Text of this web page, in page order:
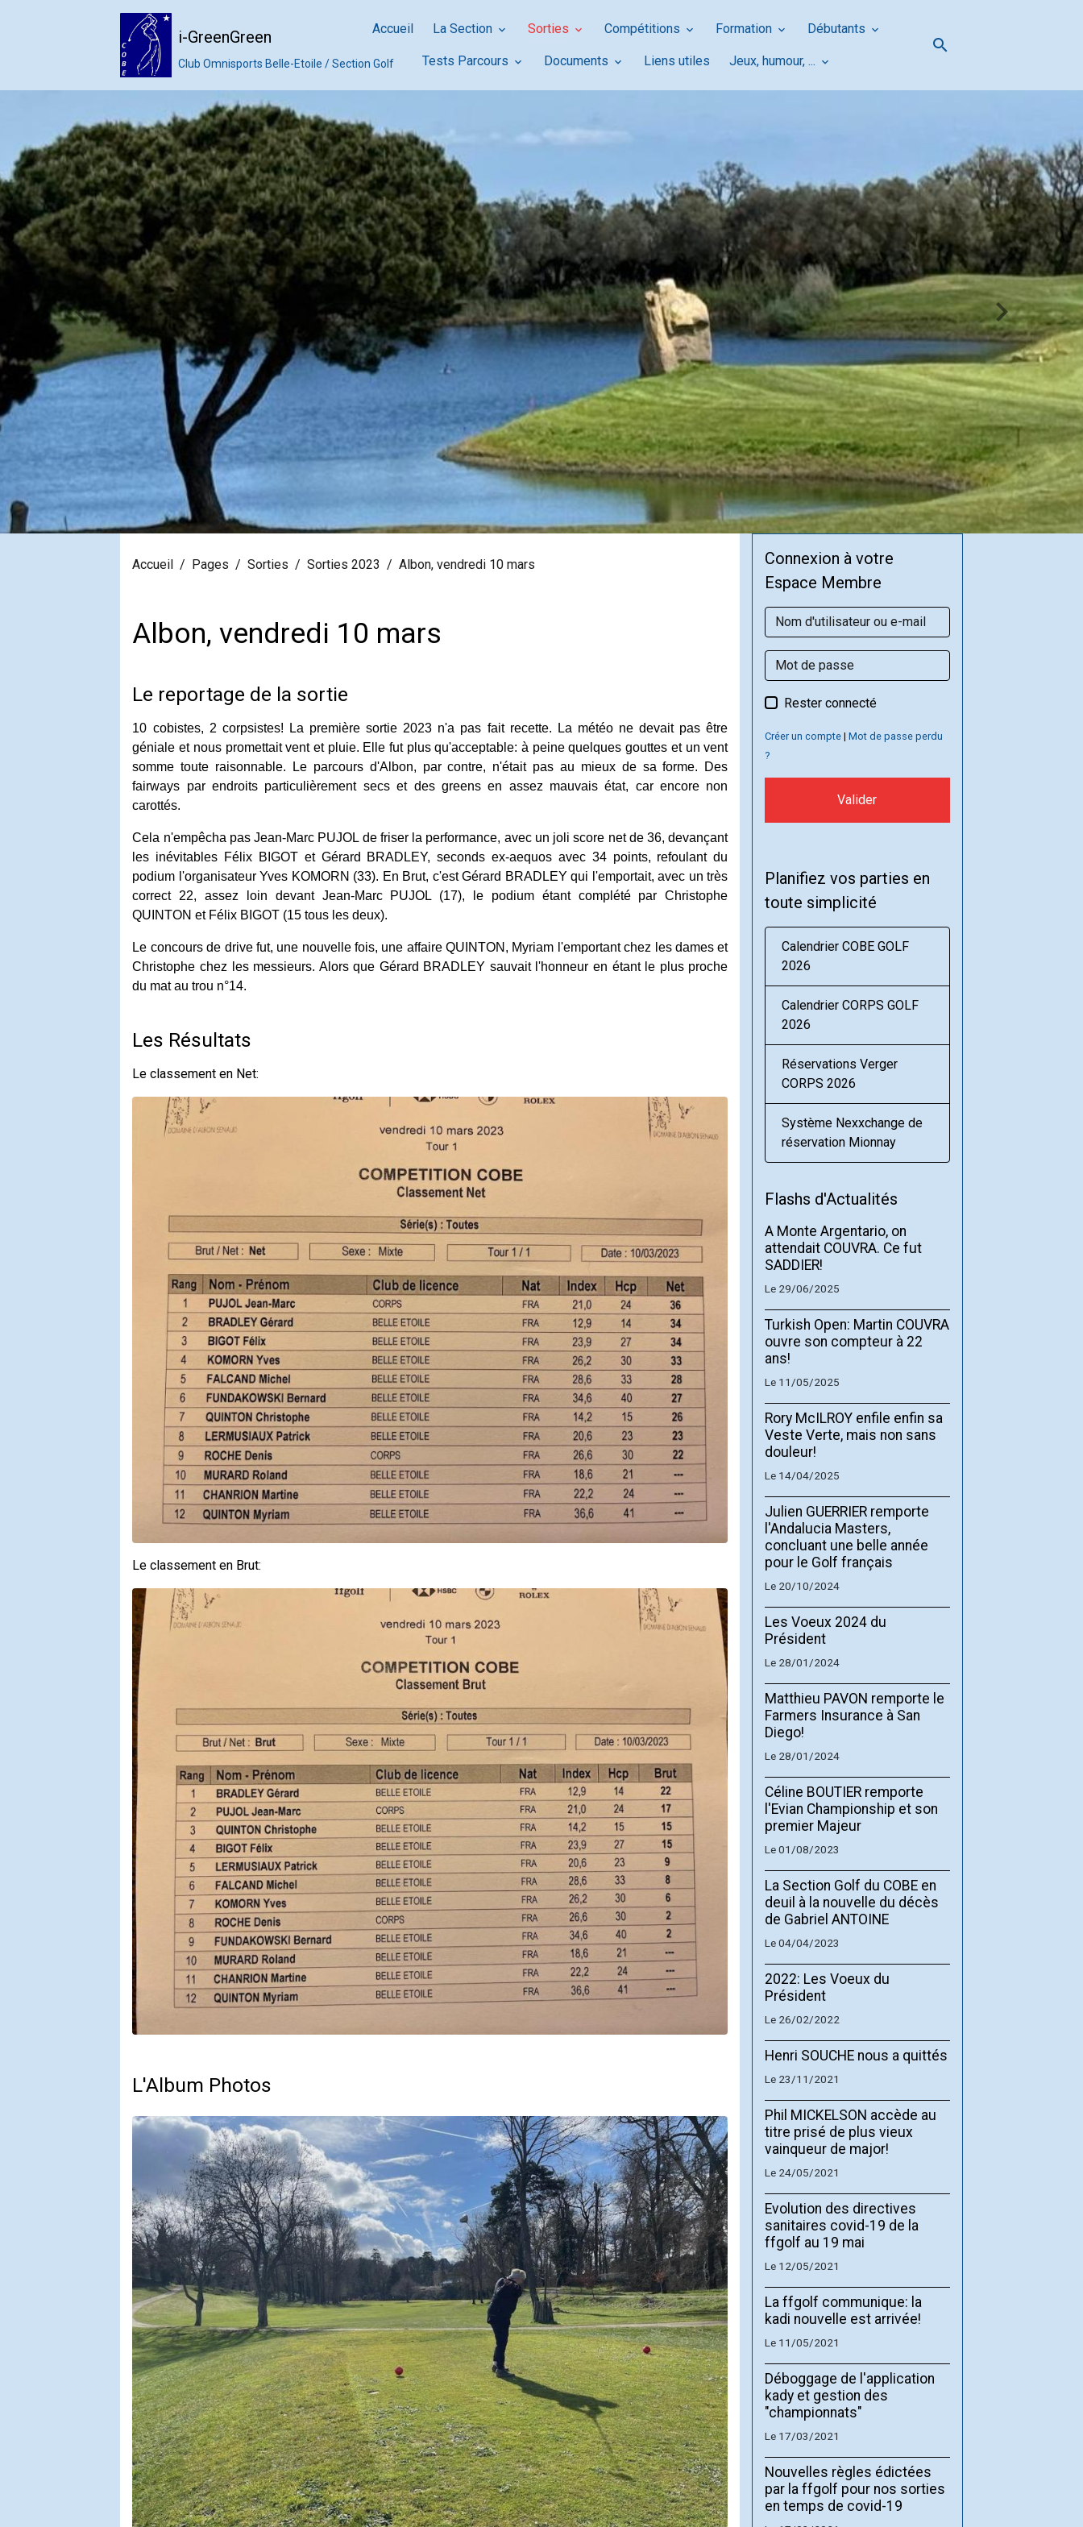
i-GreenGreen
Club Omnisports Belle-Etoile / Section Golf
Accueil La Section Sorties Compétitions Formation Débutants
Tests Parcours Documents Liens utiles Jeux, humour, ...
Accueil Pages Sorties Sorties 2023 Albon, vendredi 10 mars
Albon, vendredi 10 mars
Le reportage de la sortie
10 cobistes, 2 corpsistes! La première sortie 2023 n'a pas fait recette. La météo ne devait pas être
géniale et nous promettait vent et pluie. Elle fut plus qu'acceptable: à peine quelques gouttes et un vent
somme toute raisonnable. Le parcours d'Albon, par contre, n'était pas au mieux de sa forme. Des
fairways par endroits particulièrement secs et des greens en assez mauvais état, car encore non
carottés.
Cela n'empêcha pas Jean-Marc PUJOL de friser la performance, avec un joli score net de 36, devançant
les inévitables Félix BIGOT et Gérard BRADLEY, seconds ex-aequos avec 34 points, refoulant du
podium l'organisateur Yves KOMORN (33). En Brut, c'est Gérard BRADLEY qui l'emportait, avec un très
correct 22, assez loin devant Jean-Marc PUJOL (17), le podium étant complété par Christophe
QUINTON et Félix BIGOT (15 tous les deux).
Le concours de drive fut, une nouvelle fois, une affaire QUINTON, Myriam l'emportant chez les dames et
Christophe chez les messieurs. Alors que Gérard BRADLEY sauvait l'honneur en étant le plus proche
du mat au trou n°14.
Les Résultats
Le classement en Net:
Le classement en Brut:
L'Album Photos
Connexion à votre
Espace Membre
Rester connecté
Créer un compte |Mot de passe perdu
?
Valider
Planifiez vos parties en
toute simplicité
Calendrier COBE GOLF
2026
Calendrier CORPS GOLF
2026
Réservations Verger
CORPS 2026
Système Nexxchange de
réservation Mionnay
Flashs d'Actualités
A Monte Argentario, on
attendait COUVRA. Ce fut
SADDIER!
Le 29/06/2025
Turkish Open: Martin COUVRA
ouvre son compteur à 22
ans!
Le 11/05/2025
Rory McILROY enfile enfin sa
Veste Verte, mais non sans
douleur!
Le 14/04/2025
Julien GUERRIER remporte
l'Andalucia Masters,
concluant une belle année
pour le Golf français
Le 20/10/2024
Les Voeux 2024 du
Président
Le 28/01/2024
Matthieu PAVON remporte le
Farmers Insurance à San
Diego!
Le 28/01/2024
Céline BOUTIER remporte
l'Evian Championship et son
premier Majeur
Le 01/08/2023
La Section Golf du COBE en
deuil à la nouvelle du décès
de Gabriel ANTOINE
Le 04/04/2023
2022: Les Voeux du
Président
Le 26/02/2022
Henri SOUCHE nous a quittés
Le 23/11/2021
Phil MICKELSON accède au
titre prisé de plus vieux
vainqueur de major!
Le 24/05/2021
Evolution des directives
sanitaires covid-19 de la
ffgolf au 19 mai
Le 12/05/2021
La ffgolf communique: la
kadi nouvelle est arrivée!
Le 11/05/2021
Déboggage de l'application
kady et gestion des
"championnats"
Le 17/03/2021
Nouvelles règles édictées
par la ffgolf pour nos sorties
en temps de covid-19